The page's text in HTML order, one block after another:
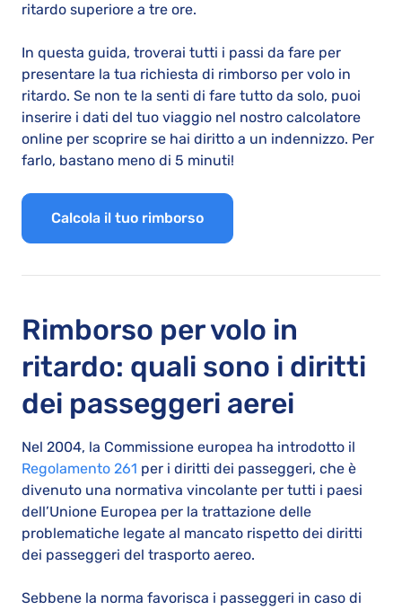
ritardo superiore a tre ore.
In questa guida, troverai tutti i passi da fare per
presentare la tua richiesta di rimborso per volo in
ritardo. Se non te la senti di fare tutto da solo, puoi
inserire i dati del tuo viaggio nel nostro calcolatore
online per scoprire se hai diritto a un indennizzo. Per
farlo, bastano meno di 5 minuti!
Calcola il tuo rimborso
Rimborso per volo in
ritardo: quali sono i diritti
dei passeggeri aerei
Nel 2004, la Commissione europea ha introdotto il
Regolamento 261 per i diritti dei passeggeri, che è
divenuto una normativa vincolante per tutti i paesi
dell’Unione Europea per la trattazione delle
problematiche legate al mancato rispetto dei diritti
dei passeggeri del trasporto aereo.
Sebbene la norma favorisca i passeggeri in caso di